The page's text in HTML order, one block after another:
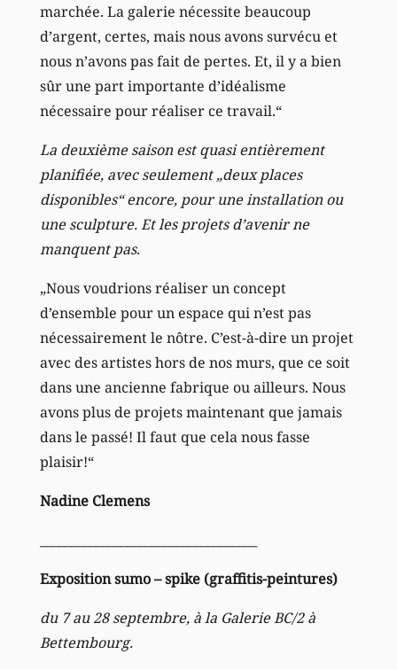
marchée. La galerie nécessite beaucoup
d’argent, certes, mais nous avons survécu et
nous n’avons pas fait de pertes. Et, il y a bien
sûr une part importante d’idéalisme
nécessaire pour réaliser ce travail.“
La deuxième saison est quasi entièrement
planifiée, avec seulement „deux places
disponibles“ encore, pour une installation ou
une sculpture. Et les projets d’avenir ne
manquent pas.
„Nous voudrions réaliser un concept
d’ensemble pour un espace qui n’est pas
nécessairement le nôtre. C’est-à-dire un projet
avec des artistes hors de nos murs, que ce soit
dans une ancienne fabrique ou ailleurs. Nous
avons plus de projets maintenant que jamais
dans le passé! Il faut que cela nous fasse
plaisir!“
Nadine Clemens
Exposition sumo – spike (graffitis-peintures)
du 7 au 28 septembre, à la Galerie BC/2 à
Bettembourg.